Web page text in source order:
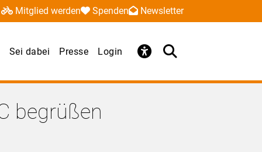
Mitglied werden Spenden Newsletter
Sei dabei Presse Login
begrüßen